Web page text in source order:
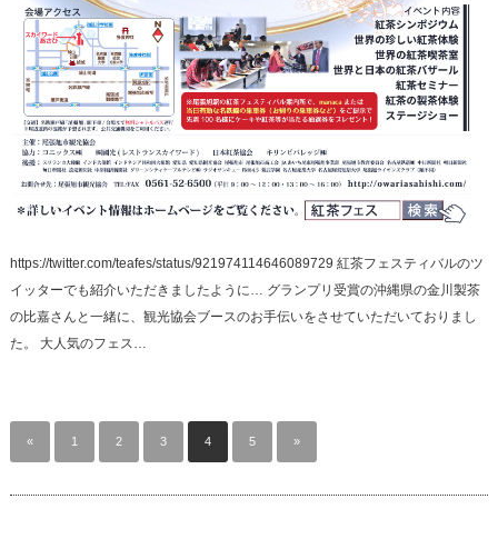
https://twitter.com/teafes/status/921974114646089729 紅茶フェスティバルのツ
イッターでも紹介いただきましたように… グランプリ受賞の沖縄県の金川製茶
の比嘉さんと一緒に、観光協会ブースのお手伝いをさせていただいておりまし
た。 大人気のフェス…
« 1 2 3 4 5 »